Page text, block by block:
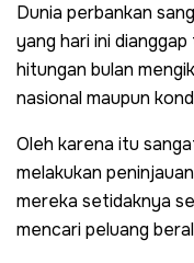
Dunia perbankan
yang hari ini
hitungan bulan
nasional maupun
Oleh karena itu
melakukan
mereka setidaknya
mencari peluang